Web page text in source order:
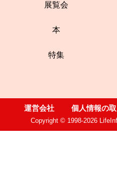
展覧会
本
特集
運営会社 個人情報の
Copyright © 1998-2026